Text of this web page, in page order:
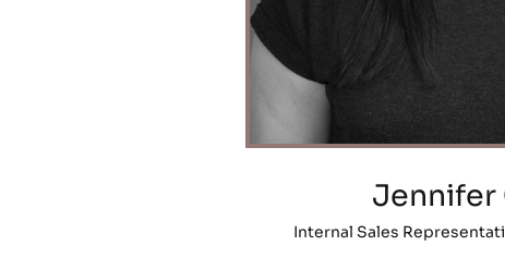
Jennifer
Internal Sales